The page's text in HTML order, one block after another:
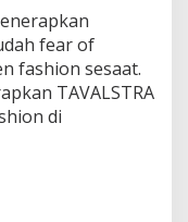
fear of
fashion sesaat.
TAVALSTRA
di